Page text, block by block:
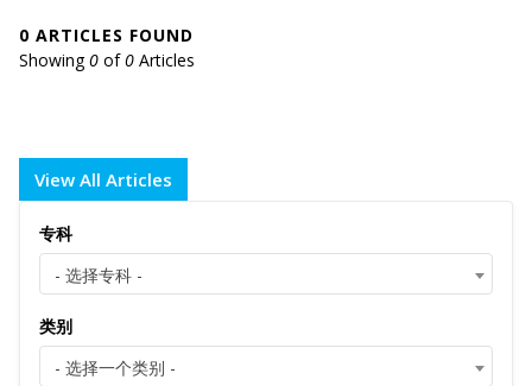
0 ARTICLES FOUND
Showing0 of0 Articles
View All Articles
专科
- 选择专科 -
类别
- 选择一个类别 -